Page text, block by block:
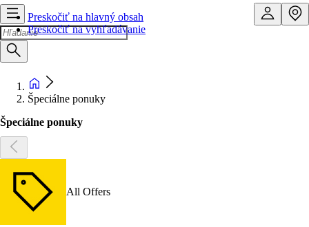
Preskočiť na hlavný obsah
Preskočiť na vyhľadávanie
Špeciálne ponuky
Špeciálne ponuky
All Offers